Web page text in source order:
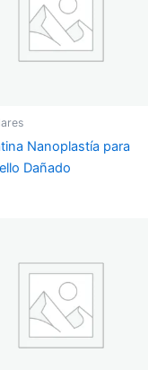
Nanoplastía para
Dañado